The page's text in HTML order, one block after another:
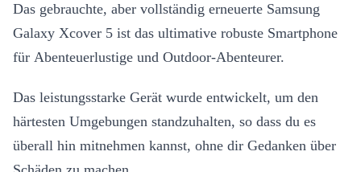
Das gebrauchte, aber vollständig erneuerte Samsung
Galaxy Xcover 5 ist das ultimative robuste Smartphone
für Abenteuerlustige und Outdoor-Abenteurer.
Das leistungsstarke Gerät wurde entwickelt, um den
härtesten Umgebungen standzuhalten, so dass du es
überall hin mitnehmen kannst, ohne dir Gedanken über